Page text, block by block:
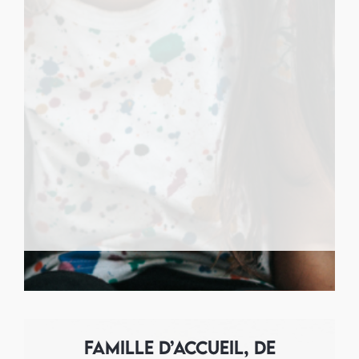
Famille d’accueil, de